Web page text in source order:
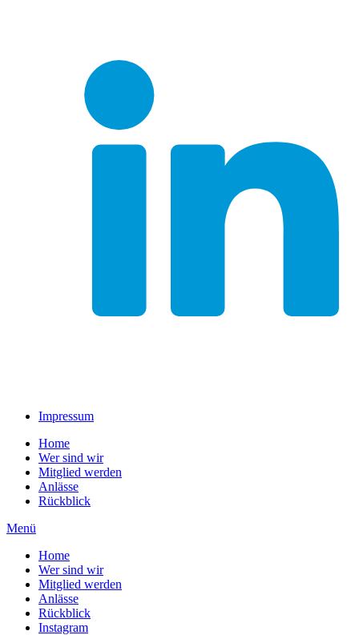
Impressum
Home
Wer sind wir
Mitglied werden
Anlässe
Rückblick
Menü
Home
Wer sind wir
Mitglied werden
Anlässe
Rückblick
Instagram